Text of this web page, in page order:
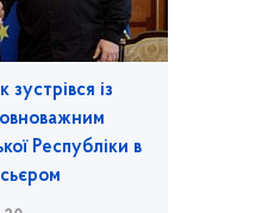
із
Республіки в